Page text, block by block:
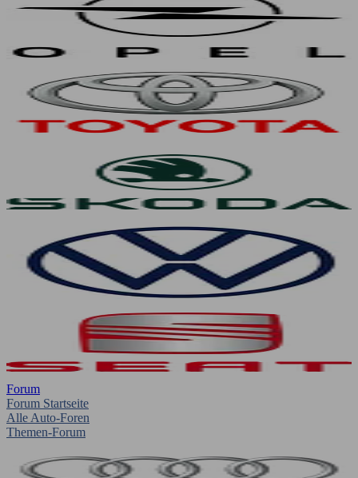
Forum
Forum Startseite
Alle Auto-Foren
Themen-Forum